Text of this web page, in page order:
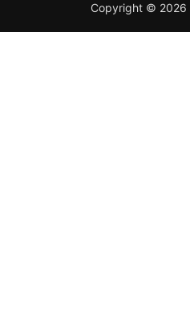
Copyright © 2026